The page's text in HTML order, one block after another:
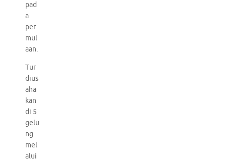
pad
a
per
mul
aan.
Tur
dius
aha
kan
di 5
gelu
ng
mel
alui